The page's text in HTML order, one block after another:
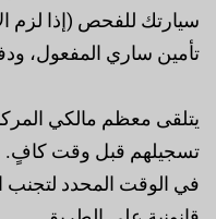
سيارتك للفحص (إذا لزم
تأمين ساري المفعول،
يتلقى معظم مالكي
تسجيلهم قبل وقت كافٍ.
في الوقت المحدد لتجنب